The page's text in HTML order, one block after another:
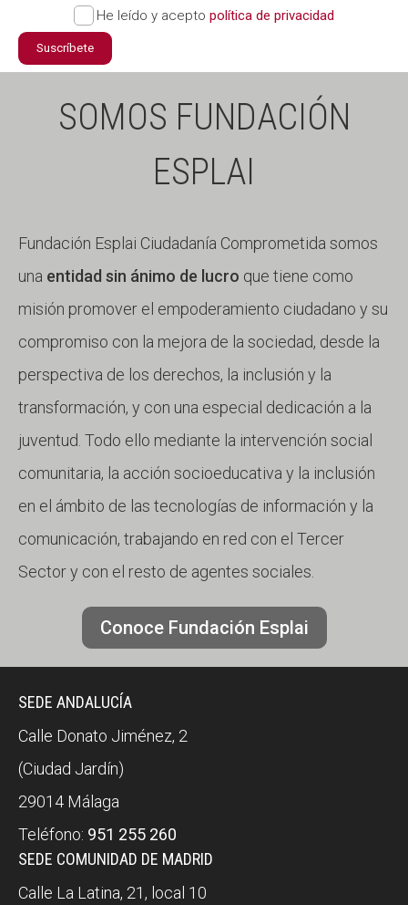
He leído y acepto política de privacidad
Suscríbete
SOMOS FUNDACIÓN
ESPLAI
Fundación Esplai Ciudadanía Comprometida somos
una entidad sin ánimo de lucro que tiene como
misión promover el empoderamiento ciudadano y su
compromiso con la mejora de la sociedad, desde la
perspectiva de los derechos, la inclusión y la
transformación, y con una especial dedicación a la
juventud. Todo ello mediante la intervención social
comunitaria, la acción socioeducativa y la inclusión
en el ámbito de las tecnologías de información y la
comunicación, trabajando en red con el Tercer
Sector y con el resto de agentes sociales.
Conoce Fundación Esplai
SEDE ANDALUCÍA
Calle Donato Jiménez, 2
(Ciudad Jardín)
29014 Málaga
Teléfono: 951 255 260
SEDE COMUNIDAD DE MADRID
Calle La Latina, 21, local 10